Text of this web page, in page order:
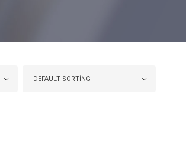
DEFAULT SORTING